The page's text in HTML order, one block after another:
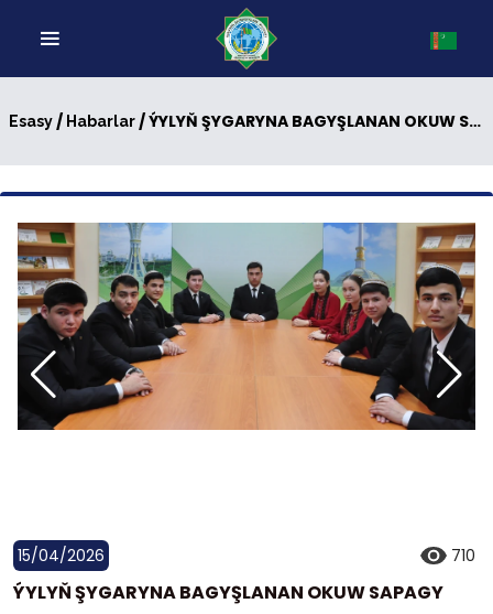
Esasy/ Habarlar/ ÝYLYŇ ŞYGARYNA BAGYŞLANAN OKUW SAPAGY
15/04/2026 710
ÝYLYŇ ŞYGARYNA BAGYŞLANAN OKUW SAPAGY